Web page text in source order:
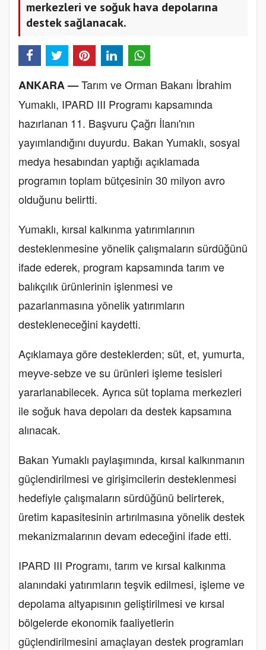
merkezleri ve soğuk hava depolarına
destek sağlanacak.
ANKARA —Tarım ve Orman Bakanı İbrahim
Yumaklı, IPARD III Programı kapsamında
hazırlanan 11. Başvuru Çağrı İlanı'nın
yayımlandığını duyurdu. Bakan Yumaklı, sosyal
medya hesabından yaptığı açıklamada
programın toplam bütçesinin 30 milyon avro
olduğunu belirtti.
Yumaklı, kırsal kalkınma yatırımlarının
desteklenmesine yönelik çalışmaların sürdüğünü
ifade ederek, program kapsamında tarım ve
balıkçılık ürünlerinin işlenmesi ve
pazarlanmasına yönelik yatırımların
destekleneceğini kaydetti.
Açıklamaya göre desteklerden; süt, et, yumurta,
meyve-sebze ve su ürünleri işleme tesisleri
yararlanabilecek. Ayrıca süt toplama merkezleri
ile soğuk hava depoları da destek kapsamına
alınacak.
Bakan Yumaklı paylaşımında, kırsal kalkınmanın
güçlendirilmesi ve girişimcilerin desteklenmesi
hedefiyle çalışmaların sürdüğünü belirterek,
üretim kapasitesinin artırılmasına yönelik destek
mekanizmalarının devam edeceğini ifade etti.
IPARD III Programı, tarım ve kırsal kalkınma
alanındaki yatırımların teşvik edilmesi, işleme ve
depolama altyapısının geliştirilmesi ve kırsal
bölgelerde ekonomik faaliyetlerin
güçlendirilmesini amaçlayan destek programları